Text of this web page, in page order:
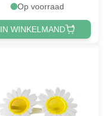
Op voorraad
IN WINKELMAND